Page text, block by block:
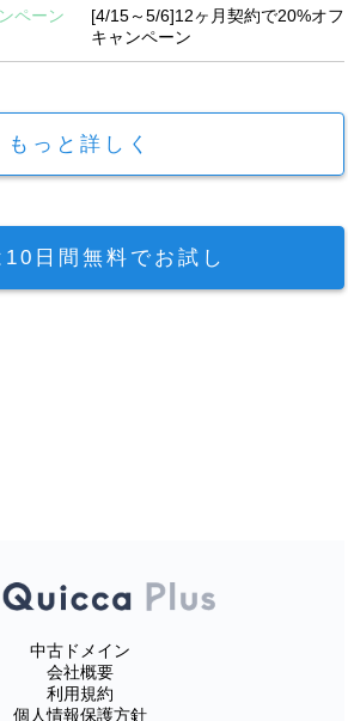
ペーン
[4/15～5/6]12ヶ月契約で20%オフ
キャンペーン
もっと詳しく
10日間無料でお試し
中古ドメイン
会社概要
利用規約
個人情報保護方針